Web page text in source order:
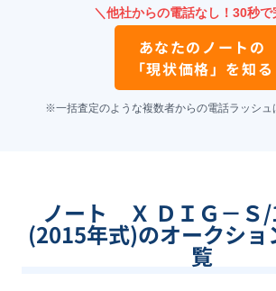
＼他社からの電話なし！30秒で
あなたの ノート の
「現状価格」を知る
※一括査定のような複数者からの電話ラッシュ
ノート Ｘ ＤＩＧ－Ｓ/
(2015年式)のオークショ
覧